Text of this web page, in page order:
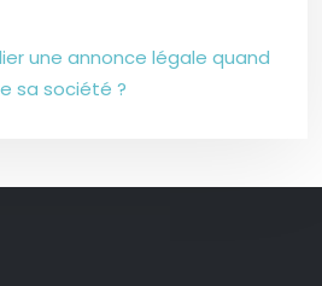
une annonce légale quand
sa société ?